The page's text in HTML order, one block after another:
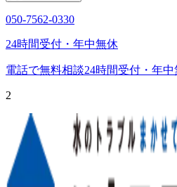
050-7562-0330
24時間受付・年中無休
電話で無料相談24時間受付・年中
2